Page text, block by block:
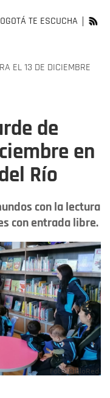
TE ESCUCHA
EL 13 DE DICIEMBRE
de
en
Río
con la lectura
con entrada libre.
Foto: BibloRed.